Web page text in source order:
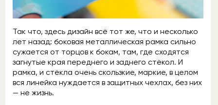
Так что, здесь дизайн всё тот же, что и несколько
лет назад: боковая металлическая рамка сильно
сужается от торцов к бокам, там, где сходятся
загнутые края переднего и заднего стёкол. И
рамка, и стёкла очень скользкие, маркие, в целом
вся линейка нуждается в защитных чехлах, без них
— не жизнь.